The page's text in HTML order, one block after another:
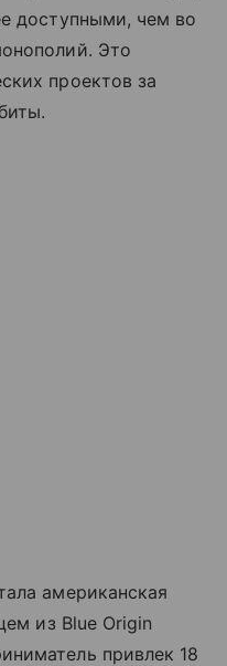
доступными, чем во
Это
проектов за
американская
из Blue Origin
привлек 18